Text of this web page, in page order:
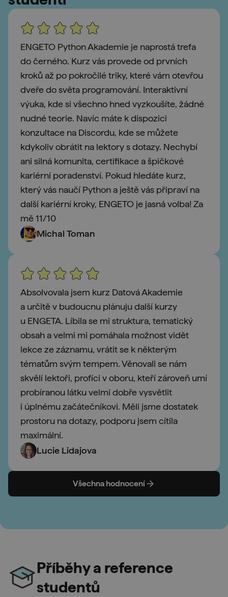
ENGETO Python Akademie je naprostá trefa
do černého. Kurz vás provede od prvních
kroků až po pokročilé triky, které vám otevřou
dveře do světa programování. Interaktivní
výuka, kde si všechno hned vyzkoušíte, žádné
nudné teorie. Navíc máte k dispozici
konzultace na Discordu, kde se můžete
kdykoliv obrátit na lektory s dotazy. Nechybí
ani silná komunita, certifikace a špičkové
kariérní poradenství. Pokud hledáte kurz,
který vás naučí Python a ještě vás připraví na
další kariérní kroky, ENGETO je jasná volba! Za
mě 11/10
Michal Toman
Absolvovala jsem kurz Datová Akademie
a určitě v budoucnu plánuju další kurzy
u ENGETA. Líbila se mi struktura, tematický
obsah a velmi mi pomáhala možnost vidět
lekce ze záznamu, vrátit se k některým
tématům svým tempem. Věnovali se nám
skvělí lektoři, profíci v oboru, kteří zároveň umí
probíranou látku velmi dobře vysvětlit
i úplnému začátečníkovi. Měli jsme dostatek
prostoru na dotazy, podporu jsem cítila
maximální.
Lucie Lidajova
Všechna hodnocení
Příběhy a reference
studentů